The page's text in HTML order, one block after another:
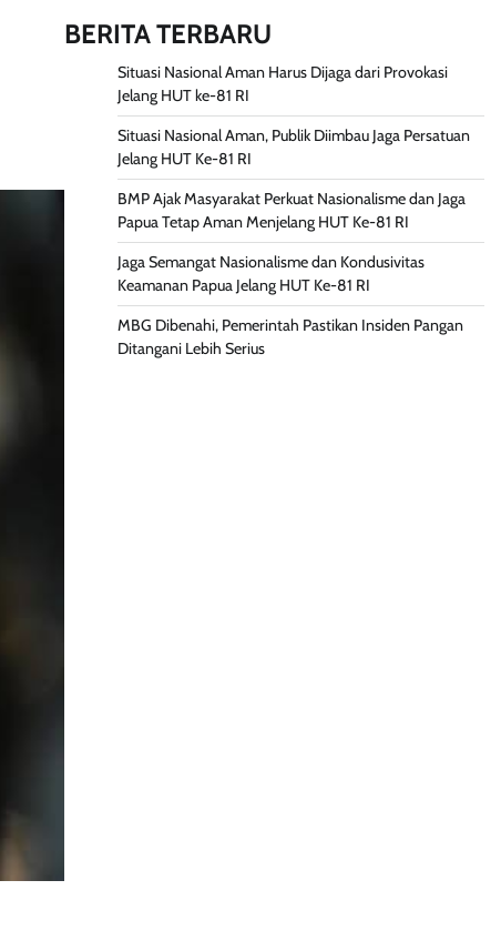
BERITA TERBARU
Situasi Nasional Aman Harus Dijaga dari Provokasi
Jelang HUT ke-81 RI
Situasi Nasional Aman, Publik Diimbau Jaga Persatuan
Jelang HUT Ke-81 RI
BMP Ajak Masyarakat Perkuat Nasionalisme dan Jaga
Papua Tetap Aman Menjelang HUT Ke-81 RI
Jaga Semangat Nasionalisme dan Kondusivitas
Keamanan Papua Jelang HUT Ke-81 RI
MBG Dibenahi, Pemerintah Pastikan Insiden Pangan
Ditangani Lebih Serius